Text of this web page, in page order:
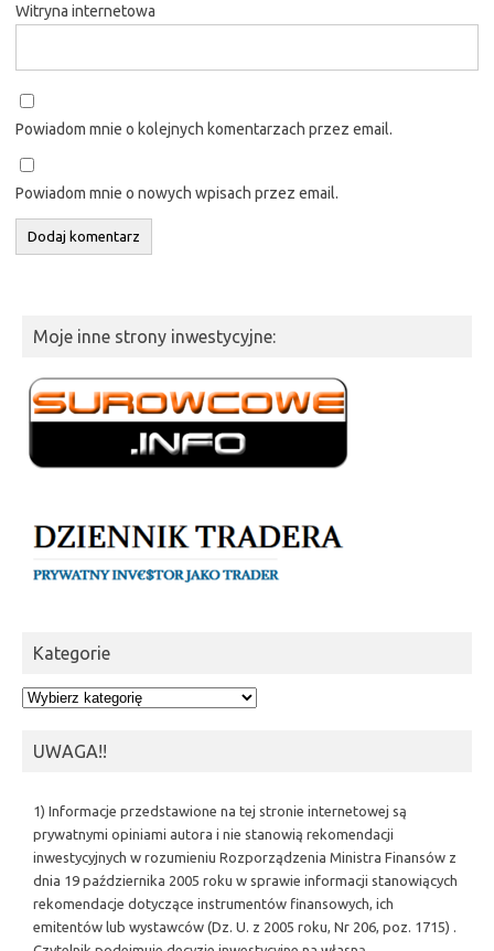
Witryna internetowa
Powiadom mnie o kolejnych komentarzach przez email.
Powiadom mnie o nowych wpisach przez email.
Moje inne strony inwestycyjne:
Kategorie
Kategorie
UWAGA!!
1) Informacje przedstawione na tej stronie internetowej są
prywatnymi opiniami autora i nie stanowią rekomendacji
inwestycyjnych w rozumieniu Rozporządzenia Ministra Finansów z
dnia 19 października 2005 roku w sprawie informacji stanowiących
rekomendacje dotyczące instrumentów finansowych, ich
emitentów lub wystawców (Dz. U. z 2005 roku, Nr 206, poz. 1715) .